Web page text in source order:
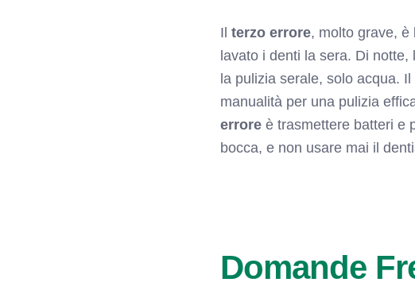
Ilterzo errore, molto grave, è
lavato i denti la sera. Di
la pulizia serale, solo acqua. Il
manualità per una pulizia
errore è trasmettere batteri e
bocca, e non usare mai il
Domande